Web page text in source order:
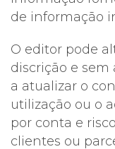
de informação
O editor pode
discrição e sem
a atualizar o
utilização ou o
por conta e
clientes ou